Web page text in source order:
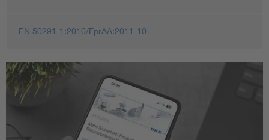
EN 50291-1:2010/FprAA:2011-10